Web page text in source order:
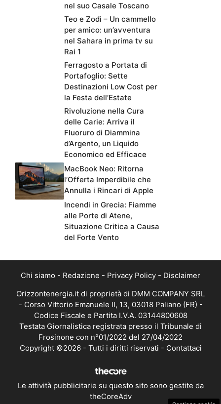
nel suo Casale Toscano
Teo e Zodì – Un cammello
per amico: un’avventura
nel Sahara in prima tv su
Rai 1
Ferragosto a Portata di
Portafoglio: Sette
Destinazioni Low Cost per
la Festa dell’Estate
Rivoluzione nella Cura
delle Carie: Arriva il
Fluoruro di Diammina
d’Argento, un Liquido
Economico ed Efficace
MacBook Neo: Ritorna
l’Offerta Imperdibile che
Annulla i Rincari di Apple
Incendi in Grecia: Fiamme
alle Porte di Atene,
Situazione Critica a Causa
del Forte Vento
Chi siamo - Redazione - Privacy Policy - Disclaimer
Orizzontenergia.it di proprietà di DMM COMPANY SRL
- Corso Vittorio Emanuele II, 13, 03018 Paliano (FR) -
Codice Fiscale e Partita I.V.A. 03144800608
Testata Giornalistica registrata presso il Tribunale di
Frosinone con n°01/2022 del 27/04/2022
Copyright ©2026 - Tutti i diritti riservati - Contattaci
Le attività pubblicitarie su questo sito sono gestite da
theCoreAdv